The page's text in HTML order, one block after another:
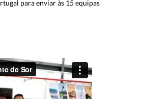
para enviar às 15 equipas